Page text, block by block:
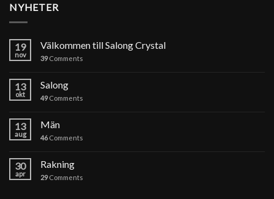
NYHETER
19
nov
Välkommen till Salong Crystal
39Comments
13
okt
Salong
49Comments
13
aug
Män
46Comments
30
apr
Rakning
29Comments